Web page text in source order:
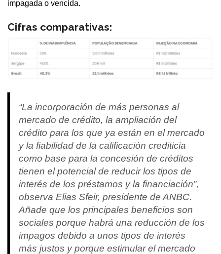
impagada o vencida.
Cifras comparativas:
“La incorporación de más personas al
mercado de crédito, la ampliación del
crédito para los que ya están en el mercado
y la fiabilidad de la calificación crediticia
como base para la concesión de créditos
tienen el potencial de reducir los tipos de
interés de los préstamos y la financiación”,
observa Elias Sfeir, presidente de ANBC.
Añade que los principales beneficios son
sociales porque habrá una reducción de los
impagos debido a unos tipos de interés
más justos y porque estimular el mercado